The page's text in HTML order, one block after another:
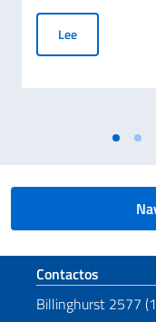
LeeReunión del
Sezione
Contactos
Billinghurst 2577